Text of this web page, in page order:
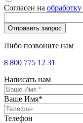
Согласен на обработку
Либо позвоните нам
8 800 775 12 31
Написать нам
Ваше Имя*
Телефон